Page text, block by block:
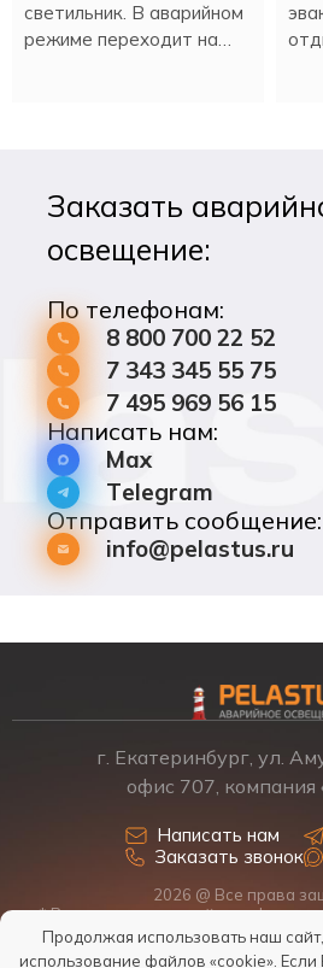
светильник. В аварийном
режиме переходит на
Заказать
освещение:
По телефонам:
8 800 700 22 52
7 343 345 55 75
7 495 969 56 15
Написать нам:
Max
Telegram
Отправить сообщение:
info@pelastus.ru
г. Екатеринбург, ул.
офис 707, компания
Написать нам
Заказать звонок
2026 @ Все права
* Размещенная на сайте
является офертой, наличие,
обсуждаются
Продолжая использовать наш
использование файлов «cookie». Если